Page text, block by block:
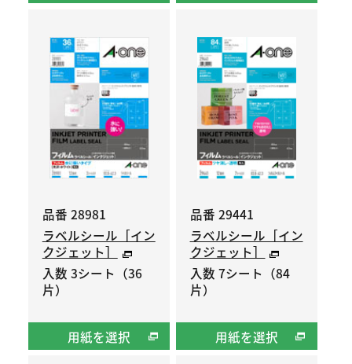
品番 28981
ラベルシール［イン
クジェット］
入数 3シート（36
片）
用紙を選択
品番 29441
ラベルシール［イン
クジェット］
入数 7シート（84
片）
用紙を選択